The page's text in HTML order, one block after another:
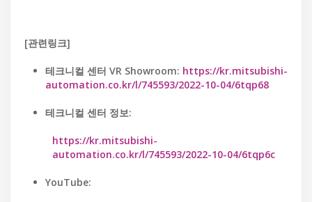
[관련링크]
테크니컬 센터 VR Showroom: https://kr.mitsubishi-
automation.co.kr/l/745593/2022-10-04/6tqp68
테크니컬 센터 정보:
https://kr.mitsubishi-
automation.co.kr/l/745593/2022-10-04/6tqp6c
YouTube: